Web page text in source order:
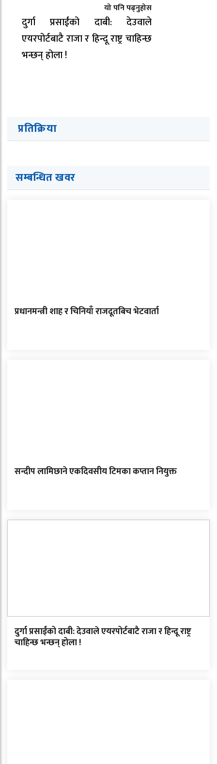
यो पनि पढ्नुहोस
दुर्गा प्रसाईंको दाबी: देउवाले
एयरपोर्टबाटै राजा र हिन्दू राष्ट्र चाहिन्छ
भन्छन् होला !
प्रतिक्रिया
सम्बन्धित खवर
प्रधानमन्त्री शाह र चिनियाँ राजदूतबिच भेटवार्ता
सन्दीप लामिछाने एकदिवसीय टिमका कप्तान नियुक्त
दुर्गा प्रसाईंको दाबी: देउवाले एयरपोर्टबाटै राजा र हिन्दू राष्ट्र
चाहिन्छ भन्छन् होला !